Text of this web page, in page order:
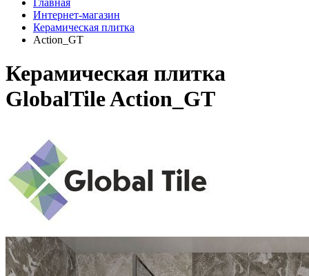
Главная
Интернет-магазин
Керамическая плитка
Action_GT
Керамическая плитка
GlobalTile Action_GT